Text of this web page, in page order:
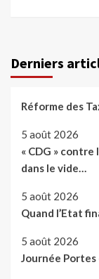
Derniers
Réforme des
5 août 2026
« CDG »
dans le vide…
5 août 2026
Quand l’Etat
5 août 2026
Journée Portes